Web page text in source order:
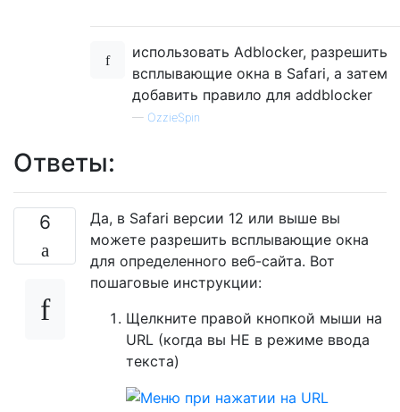
использовать Adblocker, разрешить
всплывающие окна в Safari, а затем
добавить правило для addblocker
— OzzieSpin
Ответы:
6
Да, в Safari версии 12 или выше вы
можете разрешить всплывающие окна
для определенного веб-сайта. Вот
пошаговые инструкции:
Щелкните правой кнопкой мыши на
URL (когда вы НЕ в режиме ввода
текста)